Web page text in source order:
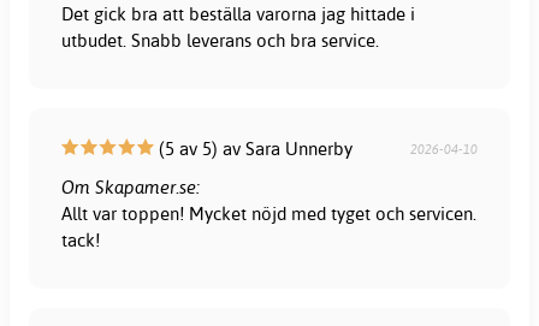
Det gick bra att beställa varorna jag hittade i
utbudet. Snabb leverans och bra service.
(5 av 5) av Sara Unnerby 2026-04-10
Om Skapamer.se:
Allt var toppen! Mycket nöjd med tyget och servicen.
tack!